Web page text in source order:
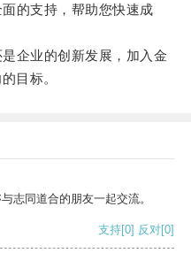
的支持，帮助您快速成
企业的创新发展，加入金
目标。
志同道合的朋友一起交流。
支持[0] 反对[0]